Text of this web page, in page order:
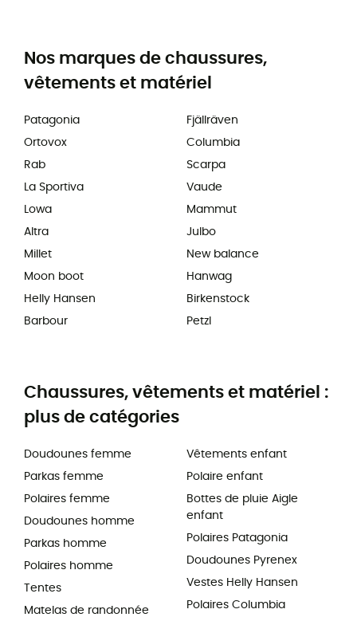
Nos marques de chaussures,
vêtements et matériel
Patagonia
Ortovox
Rab
La Sportiva
Lowa
Altra
Millet
Moon boot
Helly Hansen
Barbour
Fjällräven
Columbia
Scarpa
Vaude
Mammut
Julbo
New balance
Hanwag
Birkenstock
Petzl
Chaussures, vêtements et matériel :
plus de catégories
Doudounes femme
Parkas femme
Polaires femme
Doudounes homme
Parkas homme
Polaires homme
Tentes
Matelas de randonnée
Vêtements enfant
Polaire enfant
Bottes de pluie Aigle
enfant
Polaires Patagonia
Doudounes Pyrenex
Vestes Helly Hansen
Polaires Columbia